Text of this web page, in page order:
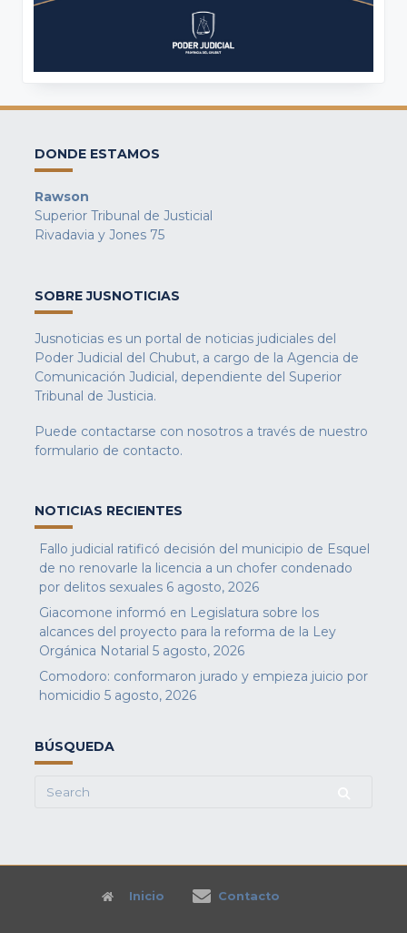
DONDE ESTAMOS
Rawson
Superior Tribunal de Justicial
Rivadavia y Jones 75
SOBRE JUSNOTICIAS
Jusnoticias es un portal de noticias judiciales del
Poder Judicial del Chubut, a cargo de la Agencia de
Comunicación Judicial, dependiente del Superior
Tribunal de Justicia.
Puede contactarse con nosotros a través de nuestro
formulario de contacto.
NOTICIAS RECIENTES
Fallo judicial ratificó decisión del municipio de Esquel
de no renovarle la licencia a un chofer condenado
por delitos sexuales 6 agosto, 2026
Giacomone informó en Legislatura sobre los
alcances del proyecto para la reforma de la Ley
Orgánica Notarial 5 agosto, 2026
Comodoro: conformaron jurado y empieza juicio por
homicidio 5 agosto, 2026
BÚSQUEDA
Search
Inicio Contacto